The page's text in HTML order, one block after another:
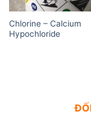
Chlorine – Calcium
Hypochloride